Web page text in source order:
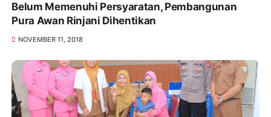
Belum Memenuhi Persyaratan, Pembangunan
Pura Awan Rinjani Dihentikan
NOVEMBER 11, 2018